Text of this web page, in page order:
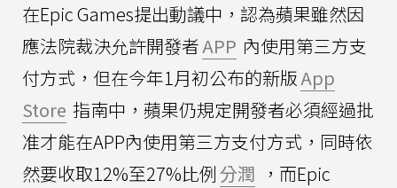
在Epic Games提出動議中，認為蘋果雖然因
應法院裁決允許開發者APP 內使用第三方支
付方式，但在今年1月初公布的新版App
Store 指南中，蘋果仍規定開發者必須經過批
准才能在APP內使用第三方支付方式，同時依
然要收取12%至27%比例分潤 ，而Epic